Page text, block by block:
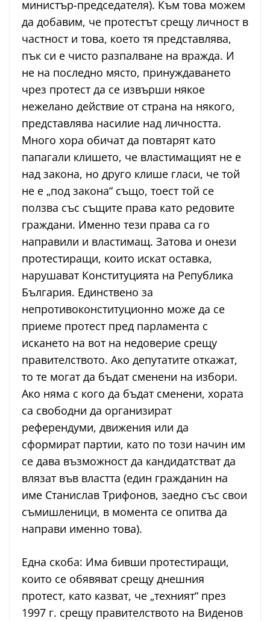
министър-председателя). Към това можем
да добавим, че протестът срещу личност в
частност и това, което тя представлява,
пък си е чисто разпалване на вражда. И
не на последно място, принуждаването
чрез протест да се извърши някое
нежелано действие от страна на някого,
представлява насилие над личността.
Много хора обичат да повтарят като
папагали клишето, че властимащият не е
над закона, но друго клише гласи, че той
не е „под закона“ също, тоест той се
ползва със същите права като редовите
граждани. Именно тези права са го
направили и властимащ. Затова и онези
протестиращи, които искат оставка,
нарушават Конституцията на Република
България. Единствено за
непротивоконституционно може да се
приеме протест пред парламента с
искането на вот на недоверие срещу
правителството. Ако депутатите откажат,
то те могат да бъдат сменени на избори.
Ако няма с кого да бъдат сменени, хората
са свободни да организират
референдуми, движения или да
сформират партии, като по този начин им
се дава възможност да кандидатстват да
влязат във властта (един гражданин на
име Станислав Трифонов, заедно със свои
съмишленици, в момента се опитва да
направи именно това).
Една скоба: Има бивши протестиращи,
които се обявяват срещу днешния
протест, като казват, че „техният“ през
1997 г. срещу правителството на Виденов